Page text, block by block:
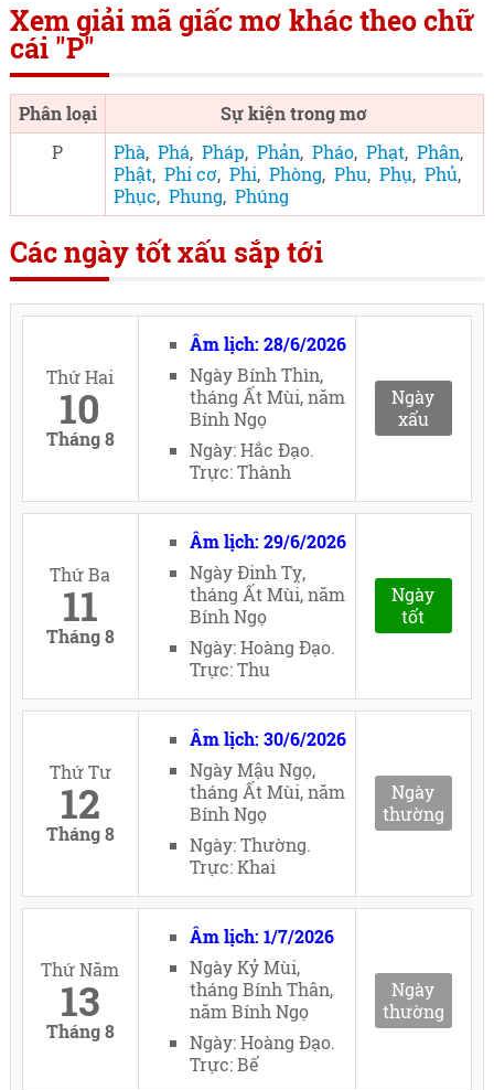
Xem giải mã giấc mơ khác theo chữ
cái "P"
Phân loại
Sự kiện trong mơ
P
Phà, Phá, Pháp, Phản, Pháo, Phạt, Phân,
Phật, Phi cơ, Phi, Phòng, Phu, Phụ, Phủ,
Phục, Phung, Phúng
Các ngày tốt xấu sắp tới
Thứ Hai
10
Tháng 8
Âm lịch: 28/6/2026
Ngày Bính Thìn,
tháng Ất Mùi, năm
Bính Ngọ
Ngày: Hắc Đạo.
Trực: Thành
Ngày
xấu
Thứ Ba
11
Tháng 8
Âm lịch: 29/6/2026
Ngày Đinh Tỵ,
tháng Ất Mùi, năm
Bính Ngọ
Ngày: Hoàng Đạo.
Trực: Thu
Ngày
tốt
Thứ Tư
12
Tháng 8
Âm lịch: 30/6/2026
Ngày Mậu Ngọ,
tháng Ất Mùi, năm
Bính Ngọ
Ngày: Thường.
Trực: Khai
Ngày
thường
Thứ Năm
13
Tháng 8
Âm lịch: 1/7/2026
Ngày Kỷ Mùi,
tháng Bính Thân,
năm Bính Ngọ
Ngày: Hoàng Đạo.
Trực: Bế
Ngày
thường